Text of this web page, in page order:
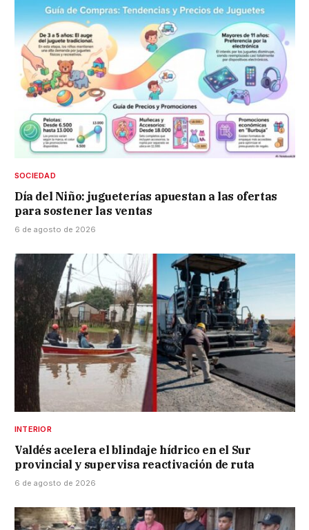
SOCIEDAD
Día del Niño: jugueterías apuestan a las ofertas
para sostener las ventas
6 de agosto de 2026
INTERIOR
Valdés acelera el blindaje hídrico en el Sur
provincial y supervisa reactivación de ruta
6 de agosto de 2026